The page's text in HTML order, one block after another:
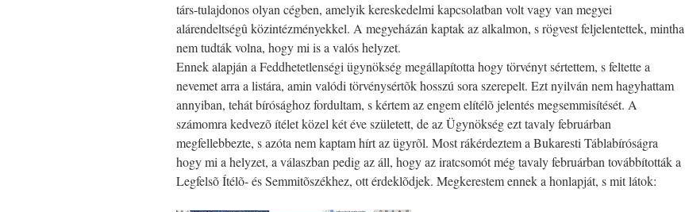
társ-tulajdonos olyan cégben, amelyik kereskedelmi kapcsolatban volt vagy van megyei
alárendeltségû közintézményekkel. A megyeházán kaptak az alkalmon, s rögvest feljelentettek, mintha
nem tudták volna, hogy mi is a valós helyzet.
Ennek alapján a Feddhetetlenségi ügynökség megállapította hogy törvényt sértettem, s feltette a
nevemet arra a listára, amin valódi törvénysértõk hosszú sora szerepelt. Ezt nyilván nem hagyhattam
annyiban, tehát bírósághoz fordultam, s kértem az engem elítélõ jelentés megsemmisítését. A
számomra kedvezõ ítélet közel két éve született, de az Ügynökség ezt tavaly februárban
megfellebbezte, s azóta nem kaptam hírt az ügyrõl. Most rákérdeztem a Bukaresti Táblabíróságra
hogy mi a helyzet, a válaszban pedig az áll, hogy az iratcsomót még tavaly februárban továbbították a
Legfelsõ Ítélõ- és Semmitõszékhez, ott érdeklõdjek. Megkerestem ennek a honlapját, s mit látok: